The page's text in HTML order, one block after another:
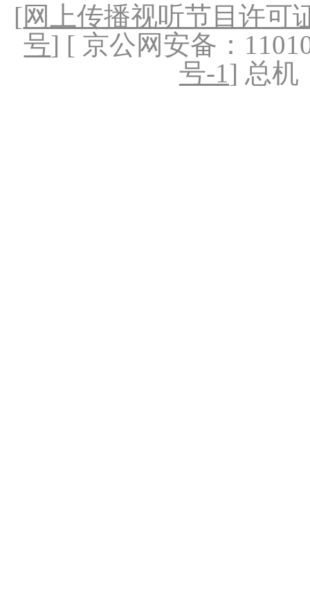
[网上传播视听节目许可
号] [ 京公网安备：
号-1] 总机